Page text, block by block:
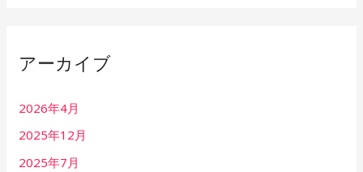
アーカイブ
2026年4月
2025年12月
2025年7月